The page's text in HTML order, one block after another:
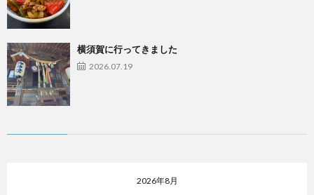
横須賀に行ってきました
2026.07.19
2026年8月